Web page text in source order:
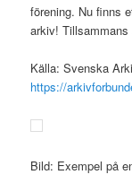
förening. Nu finns
arkiv! Tillsammans
Källa: Svenska
https://
Bild: Exempel på